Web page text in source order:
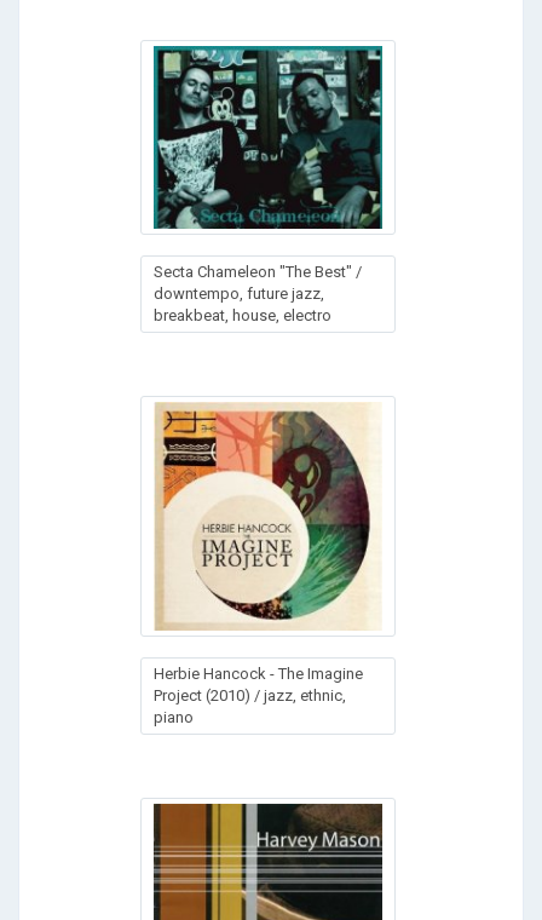
Secta Chameleon "The Best" /
downtempo, future jazz,
breakbeat, house, electro
Herbie Hancock - The Imagine
Project (2010) / jazz, ethnic,
piano